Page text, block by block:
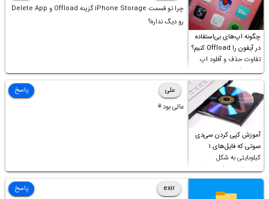
چگونه اپ‌های بی‌استفاده
در آیفون را Offload کنیم؟
تفاوت حذف و آفلود اپ
چیست؟
چرا تو قسمت iPhone Storage گزینه Offload و Delete App
رو دیگ نداره؟
آموزش کپی کردن سی‌دی
صوتی که فایل‌های ۱
کیلوبایتی به شکل
شورت‌کات در آن موجود
است!
علی
عالی بود⚘
پاسخ
exir
پاسخ